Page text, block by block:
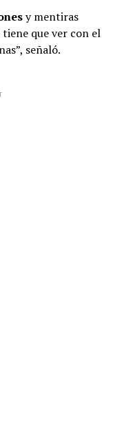
y mentiras
que ver con el
señaló.